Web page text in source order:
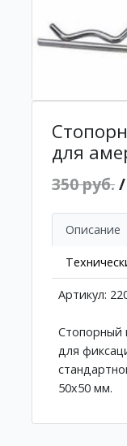
для
350 руб.
Описание
Артикул:
Стопорный
для
50х50 мм.